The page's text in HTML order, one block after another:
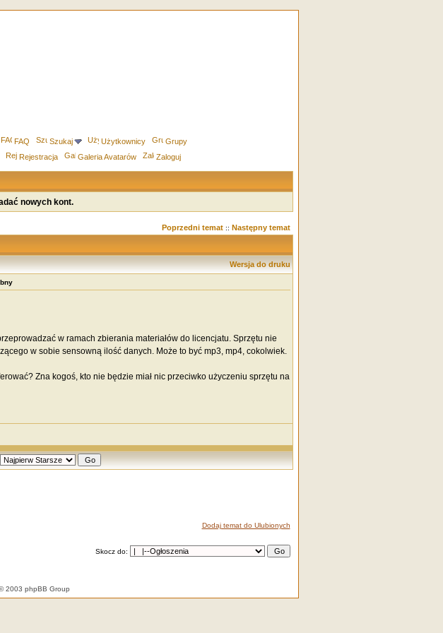
FAQ Szukaj Użytkownicy
Grupy
Rejestracja
Galeria Avatarów Zaloguj
nowych kont.
Poprzedni temat:: Następny temat
Wersja do druku
w ramach zbierania materiałów do licencjatu. Sprzętu nie
w sobie sensowną ilość danych. Może to być mp3, mp4, cokolwiek.
Zna kogoś, kto nie będzie miał nic przeciwko użyczeniu sprzętu na
Dodaj temat do Ulubionych
Skocz do:
2003 phpBB Group